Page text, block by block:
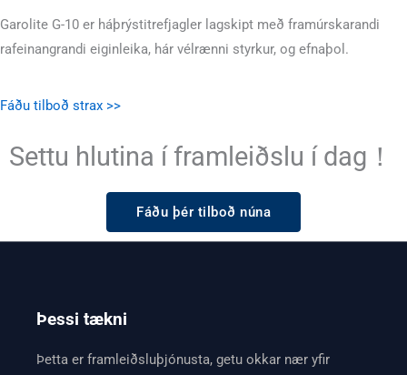
Garolite G-10 er háþrýstitrefjagler lagskipt með framúrskarandi
rafeinangrandi eiginleika, hár vélrænni styrkur, og efnaþol.
Fáðu tilboð strax >>
Settu hlutina í framleiðslu í dag！
Fáðu þér tilboð núna
Þessi tækni
Þetta er framleiðsluþjónusta, getu okkar nær yfir